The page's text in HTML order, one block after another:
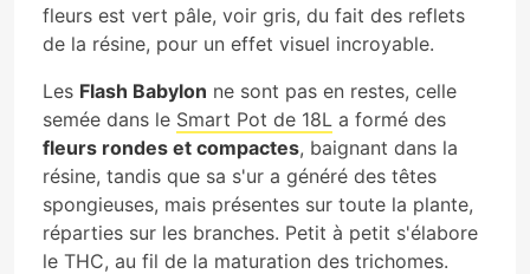
fleurs est vert pâle, voir gris, du fait des reflets
de la résine, pour un effet visuel incroyable.
Les Flash Babylon ne sont pas en restes, celle
semée dans le Smart Pot de 18L a formé des
fleurs rondes et compactes, baignant dans la
résine, tandis que sa s'ur a généré des têtes
spongieuses, mais présentes sur toute la plante,
réparties sur les branches. Petit à petit s'élabore
le THC, au fil de la maturation des trichomes.